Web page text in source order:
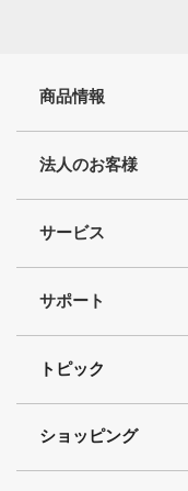
商品情報
法人のお客様
サービス
サポート
トピック
ショッピング